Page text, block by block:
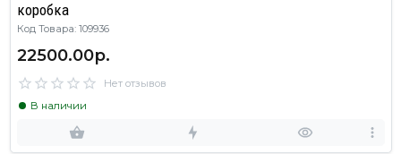
коробка
Код Товара: 109936
22500.00р.
Нет отзывов
В наличии